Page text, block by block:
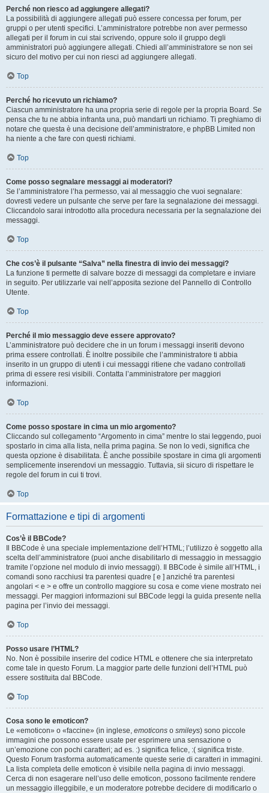
Perché non riesco ad aggiungere allegati?
La possibilità di aggiungere allegati può essere concessa per forum, per
gruppi o per utenti specifici. L’amministratore potrebbe non aver permesso
allegati per il forum in cui stai scrivendo, oppure solo il gruppo degli
amministratori può aggiungere allegati. Chiedi all’amministratore se non sei
sicuro del motivo per cui non riesci ad aggiungere allegati.
Top
Perché ho ricevuto un richiamo?
Ciascun amministratore ha una propria serie di regole per la propria Board. Se
pensa che tu ne abbia infranta una, può mandarti un richiamo. Ti preghiamo di
notare che questa è una decisione dell’amministratore, e phpBB Limited non
ha niente a che fare con questi richiami.
Top
Come posso segnalare messaggi ai moderatori?
Se l’amministratore l’ha permesso, vai al messaggio che vuoi segnalare:
dovresti vedere un pulsante che serve per fare la segnalazione dei messaggi.
Cliccandolo sarai introdotto alla procedura necessaria per la segnalazione dei
messaggi.
Top
Che cos’è il pulsante “Salva” nella finestra di invio dei messaggi?
La funzione ti permette di salvare bozze di messaggi da completare e inviare
in seguito. Per utilizzarle vai nell’apposita sezione del Pannello di Controllo
Utente.
Top
Perché il mio messaggio deve essere approvato?
L’amministratore può decidere che in un forum i messaggi inseriti devono
prima essere controllati. È inoltre possibile che l’amministratore ti abbia
inserito in un gruppo di utenti i cui messaggi ritiene che vadano controllati
prima di essere resi visibili. Contatta l’amministratore per maggiori
informazioni.
Top
Come posso spostare in cima un mio argomento?
Cliccando sul collegamento “Argomento in cima” mentre lo stai leggendo, puoi
spostarlo in cima alla lista, nella prima pagina. Se non lo vedi, significa che
questa opzione è disabilitata. È anche possibile spostare in cima gli argomenti
semplicemente inserendovi un messaggio. Tuttavia, sii sicuro di rispettare le
regole del forum in cui ti trovi.
Top
Formattazione e tipi di argomenti
Cos’è il BBCode?
Il BBCode è una speciale implementazione dell’HTML; l’utilizzo è soggetto alla
scelta dell’amministratore (puoi anche disabilitarlo di messaggio in messaggio
tramite l’opzione nel modulo di invio messaggi). Il BBCode è simile all’HTML, i
comandi sono racchiusi tra parentesi quadre [ e ] anziché tra parentesi
angolari < e > e offre un controllo maggiore su cosa e come viene mostrato nei
messaggi. Per maggiori informazioni sul BBCode leggi la guida presente nella
pagina per l’invio dei messaggi.
Top
Posso usare l’HTML?
No. Non è possibile inserire del codice HTML e ottenere che sia interpretato
come tale in questo Forum. La maggior parte delle funzioni dell’HTML può
essere sostituita dal BBCode.
Top
Cosa sono le emoticon?
Le «emoticon» o «faccine» (in inglese, emoticons o smileys) sono piccole
immagini che possono essere usate per esprimere una sensazione o
un’emozione con pochi caratteri; ad es. :) significa felice, :( significa triste.
Questo Forum trasforma automaticamente queste serie di caratteri in immagini.
La lista completa delle emoticon è visibile nella pagina di invio messaggi.
Cerca di non esagerare nell’uso delle emoticon, possono facilmente rendere
un messaggio illeggibile, e un moderatore potrebbe decidere di modificarlo o